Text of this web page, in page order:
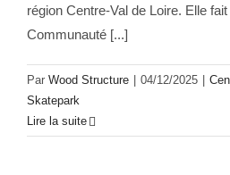
région Centre-Val de Loire. Elle
Communauté [...]
Par Wood Structure 04/12/2025
Skatepark
Lire la suite